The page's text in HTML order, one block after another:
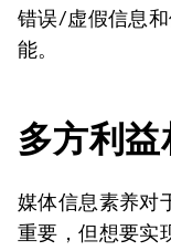
错误/虚假信息
能。
多方利益
媒体信息素养对
重要，但想要实